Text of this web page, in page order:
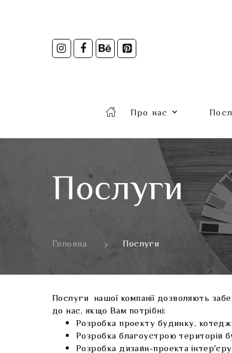
Про нас
Послуги
Головна Послуги
Послуги нашої компанії дозволяють
до нас, якщо Вам потрібні:
Розробка проекту будинку,
Розробка благоустрою територій
Розробка дизайн-проекта